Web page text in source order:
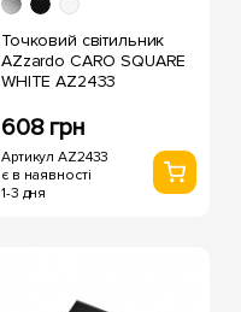
Точковий світильник
AZzardo CARO SQUARE
WHITE AZ2433
608 грн
Артикул AZ2433
є в наявності
1-3 дня